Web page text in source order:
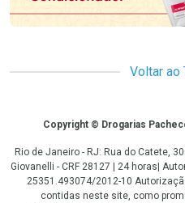
Voltar ao
CopyrightCopyright © Drogarias
Rio de Janeiro - RJ: Rua do Catete,
Giovanelli - CRF 28127 | 24 horas|
25351.493074/2012-10
contidas neste site, como